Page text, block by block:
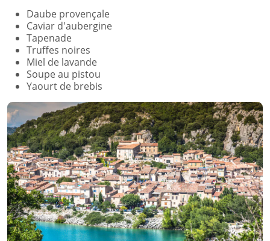
Daube provençale
Caviar d'aubergine
Tapenade
Truffes noires
Miel de lavande
Soupe au pistou
Yaourt de brebis